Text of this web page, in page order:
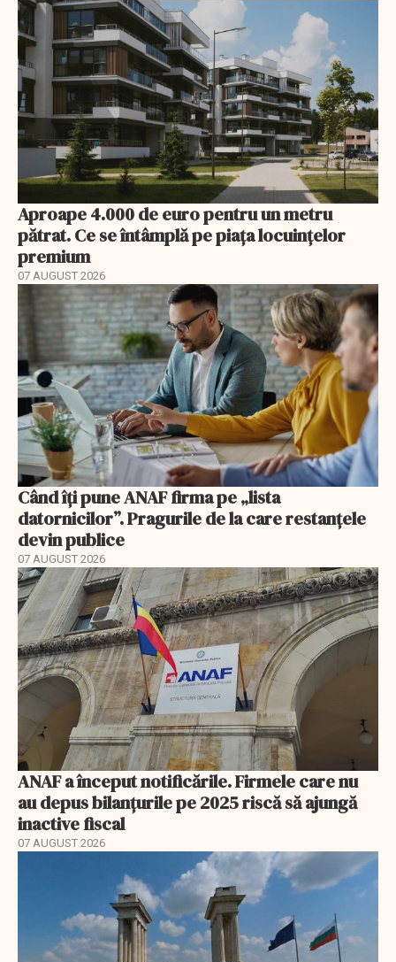
Aproape 4.000 de euro pentru un metru
pătrat. Ce se întâmplă pe piața locuințelor
premium
07 AUGUST 2026
Când îți pune ANAF firma pe „lista
datornicilor”. Pragurile de la care restanțele
devin publice
07 AUGUST 2026
ANAF a început notificările. Firmele care nu
au depus bilanțurile pe 2025 riscă să ajungă
inactive fiscal
07 AUGUST 2026